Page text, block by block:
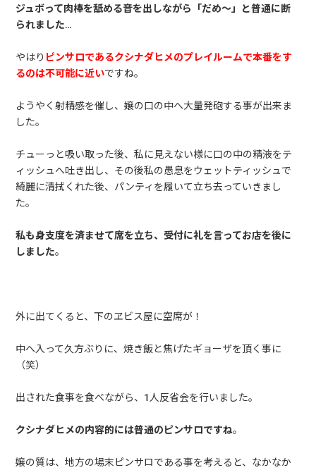
ジュボって肉棒を舐める音を出しながら「だめ～」と普通に断
られました…
やはり ピンサロであるクシナダヒメのプレイルームで本番をす
るのは不可能に近いですね。
ようやく射精感を催し、嬢の口の中へ大量発砲する事が出来ま
した。
チューっと吸い取った後、私に見えない様に口の中の精液をテ
ィッシュへ吐き出し、その後私の愚息をウェットティッシュで
綺麗に清拭くれた後、パンティを履いて立ち去っていきまし
た。
私も身支度を済ませて席を立ち、受付に礼を言ってお店を後に
しました。
外に出てくると、下のヱビス屋に空席が！
中へ入って久方ぶりに、焼き飯と焦げたギョーザを頂く事に
（笑）
出された食事を食べながら、1人反省会を行いました。
クシナダヒメの内容的には普通のピンサロですね。
嬢の質は、地方の場末ピンサロである事を考えると、なかなか